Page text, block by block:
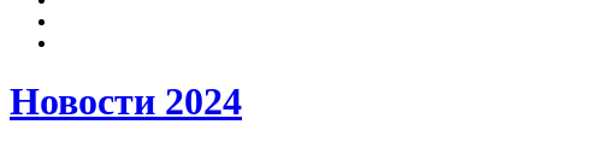
Новости 2024